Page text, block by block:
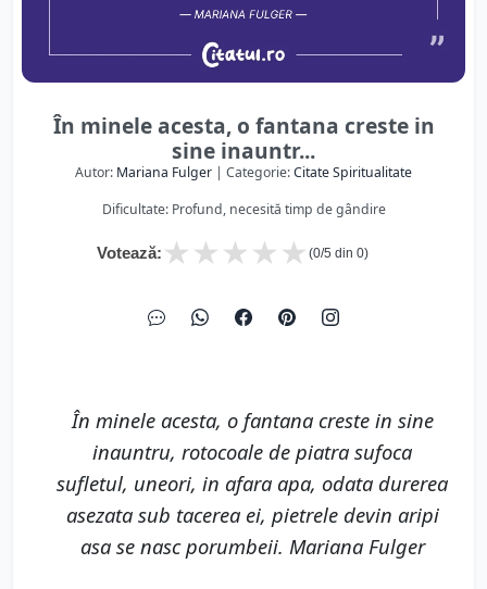
În minele acesta, o fantana creste in
sine inauntr...
Autor: Mariana Fulger | Categorie:Citate Spiritualitate
Dificultate: Profund, necesită timp de gândire
Votează: ★
★
★
★
★ (0/5 din 0)
În minele acesta, o fantana creste in sine
inauntru, rotocoale de piatra sufoca
sufletul, uneori, in afara apa, odata durerea
asezata sub tacerea ei, pietrele devin aripi
asa se nasc porumbeii. Mariana Fulger